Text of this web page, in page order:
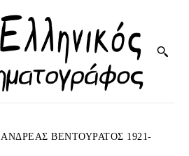
ΑΝΔΡΈΑΣ ΒΕΝΤΟΥΡΆΤΟΣ 1921-